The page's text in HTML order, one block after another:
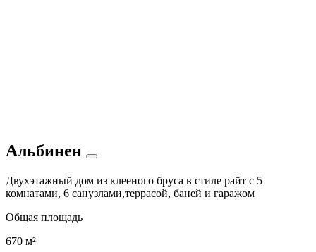
Альбинен
Двухэтажный дом из клееного бруса в стиле райт с 5
комнатами, 6 санузлами,террасой, баней и гаражом
Общая площадь
670 м²